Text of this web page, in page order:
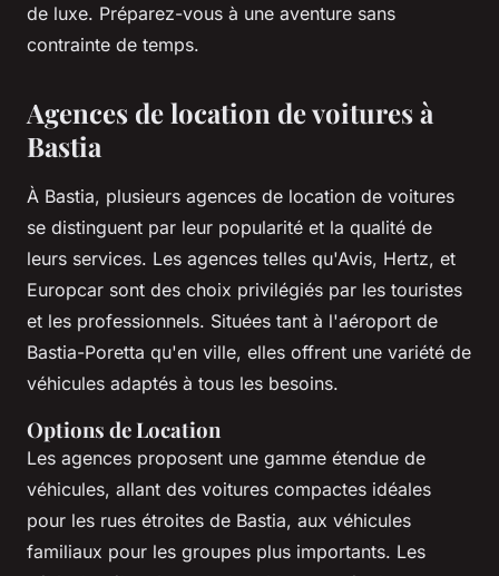
de luxe. Préparez-vous à une aventure sans
contrainte de temps.
Agences de location de voitures à
Bastia
À Bastia, plusieurs agences de location de voitures
se distinguent par leur popularité et la qualité de
leurs services. Les agences telles qu'Avis, Hertz, et
Europcar sont des choix privilégiés par les touristes
et les professionnels. Situées tant à l'aéroport de
Bastia-Poretta qu'en ville, elles offrent une variété de
véhicules adaptés à tous les besoins.
Options de Location
Les agences proposent une gamme étendue de
véhicules, allant des voitures compactes idéales
pour les rues étroites de Bastia, aux véhicules
familiaux pour les groupes plus importants. Les